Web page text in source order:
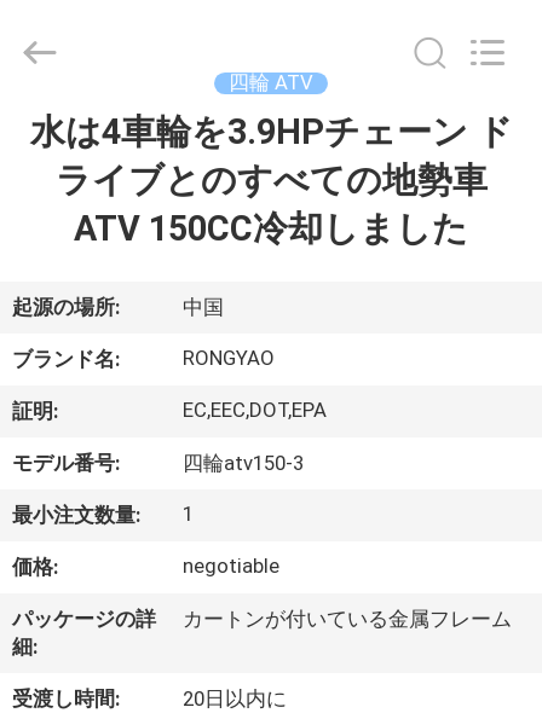
家
ダ
ク
ト
私
に
つ
い
Shanghai
Rongyao
Rights
Reserved.
四輪 ATV
水は4車輪を3.9HPチェーン ド
ライブとのすべての地勢車
ATV 150CC冷却しました
起源の場所: 中国
ブランド名: RONGYAO
証明: EC,EEC,DOT,EPA
モデル番号: 四輪atv150-3
最小注文数量: 1
価格: negotiable
パッケージの詳
細:
カートンが付いている金属フレーム
受渡し時間: 20日以内に